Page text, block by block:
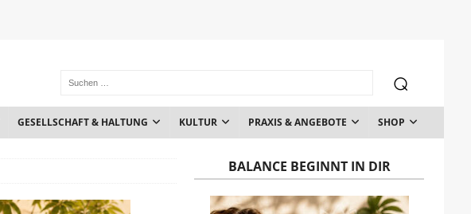
GESELLSCHAFT & HALTUNG KULTUR PRAXIS & ANGEBOTE SHOP
BALANCE BEGINNT IN DIR